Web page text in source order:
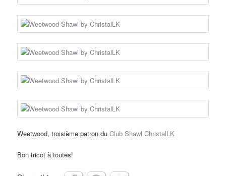
Weetwood, troisième patron duClub Shawl ChristalLK
Bon tricot à toutes!